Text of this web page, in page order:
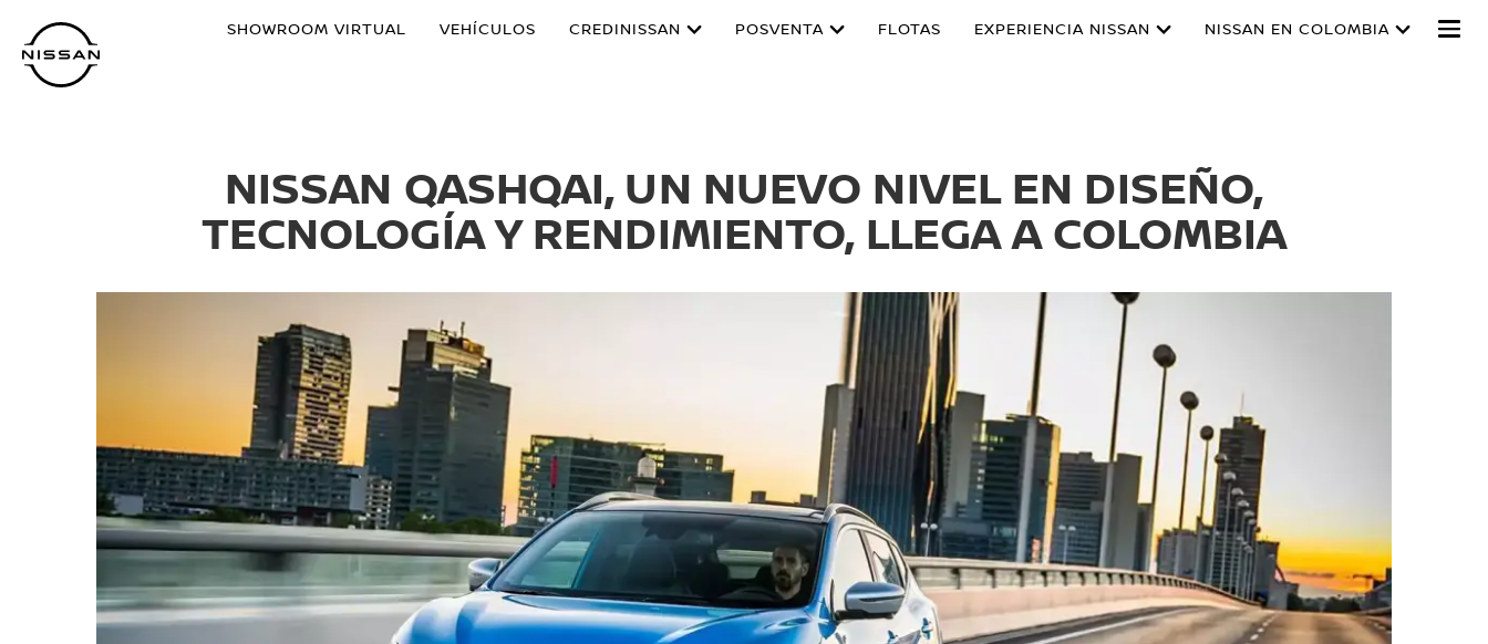
contenido
principal
SHOWROOM VIRTUAL VEHÍCULOS CREDINISSAN POSVENTA FLOTAS EXPERIENCIA NISSAN NISSAN EN COLOMBIA
NISSAN QASHQAI, UN NUEVO NIVEL EN DISEÑO,
TECNOLOGÍA Y RENDIMIENTO, LLEGA A COLOMBIA